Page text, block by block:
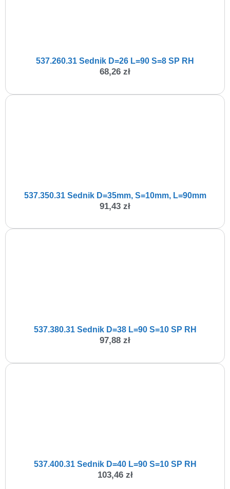
537.260.31 Sednik D=26 L=90 S=8 SP RH
68,26 zł
537.350.31 Sednik D=35mm, S=10mm, L=90mm
91,43 zł
537.380.31 Sednik D=38 L=90 S=10 SP RH
97,88 zł
537.400.31 Sednik D=40 L=90 S=10 SP RH
103,46 zł